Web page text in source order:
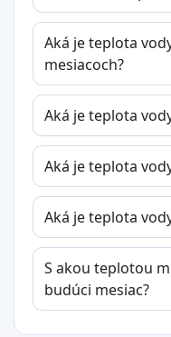
Aká je teplota
mesiacoch?
Aká je teplota
Aká je teplota
Aká je teplota
S akou teplotou
budúci mesiac?